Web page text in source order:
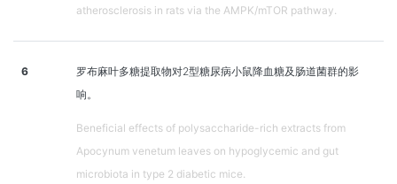
atherosclerosis in rats via the AMPK/mTOR pathway.
6
罗布麻叶多糖提取物对2型糖尿病小鼠降血糖及肠道菌群的影
响。
Beneficial effects of polysaccharide-rich extracts from
Apocynum venetum leaves on hypoglycemic and gut
microbiota in type 2 diabetic mice.